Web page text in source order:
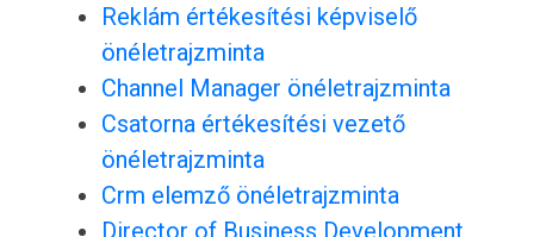
Reklám értékesítési képviselő
önéletrajzminta
Channel Manager önéletrajzminta
Csatorna értékesítési vezető
önéletrajzminta
Crm elemző önéletrajzminta
Director of Business Development